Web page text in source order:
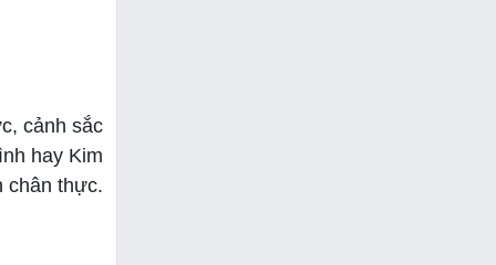
cảnh sắc
hay Kim
chân thực.